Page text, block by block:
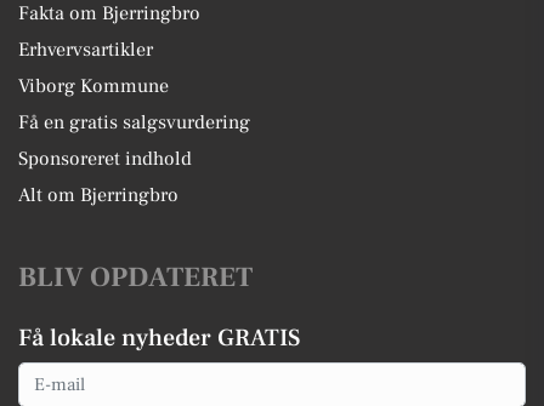
Fakta om Bjerringbro
Erhvervsartikler
Viborg Kommune
Få en gratis salgsvurdering
Sponsoreret indhold
Alt om Bjerringbro
BLIV OPDATERET
Få lokale nyheder GRATIS
Email